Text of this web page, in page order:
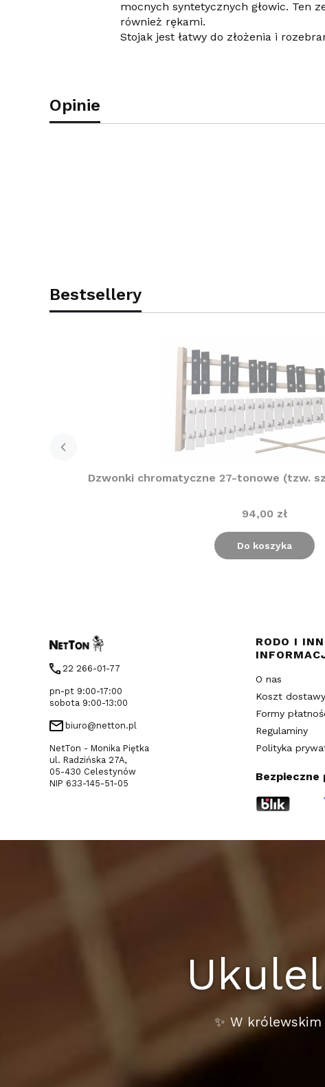
mocnych syntetycznych głowic. Ten
również rękami.
Stojak jest łatwy do złożenia i
Opinie
Bestsellery
Dzwonki chromatyczne 27-tonowe (tzw.
94,00 zł
Do koszyka
22 266-01-77
pn-pt 9:00-17:00
sobota 9:00-13:00
biuro@netton.pl
NetTon - Monika Piętka
ul. Radzińska 27A,
05-430 Celestynów
NIP 633-145-51-05
Linki w
RODO I
O nas
Koszt dostawy
Formy
Regulaminy
Polityka
Bezpieczne
✨ W